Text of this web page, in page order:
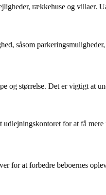
rækkehuse og villaer.
såsom
størrelse. Det er vigtigt at
for at få
for at forbedre beboernes